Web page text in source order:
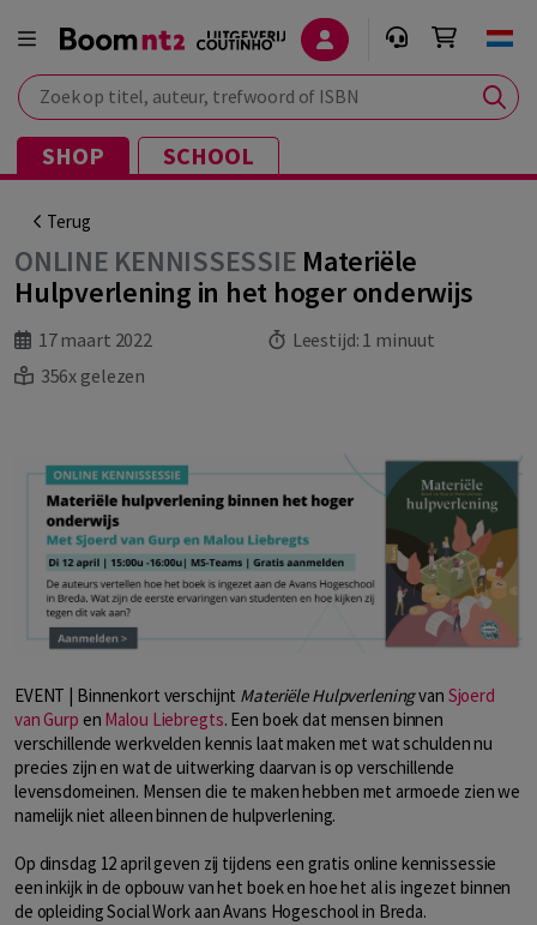
Zoek op titel, auteur, trefwoord of ISBN
SHOP SCHOOL
Terug
ONLINE KENNISSESSIE Materiële
Hulpverlening in het hoger onderwijs
17 maart 2022 Leestijd: 1 minuut
356x gelezen
EVENT | Binnenkort verschijnt Materiële Hulpverleningvan Sjoerd
van Gurp en Malou Liebregts. Een boek dat mensen binnen
verschillende werkvelden kennis laat maken met wat schulden nu
precies zijn en wat de uitwerking daarvan is op verschillende
levensdomeinen. Mensen die te maken hebben met armoede zien we
namelijk niet alleen binnen de hulpverlening.
Op dinsdag 12 april geven zij tijdens een gratis online kennissessie
een inkijk in de opbouw van het boek en hoe het al is ingezet binnen
de opleiding Social Work aan Avans Hogeschool in Breda.